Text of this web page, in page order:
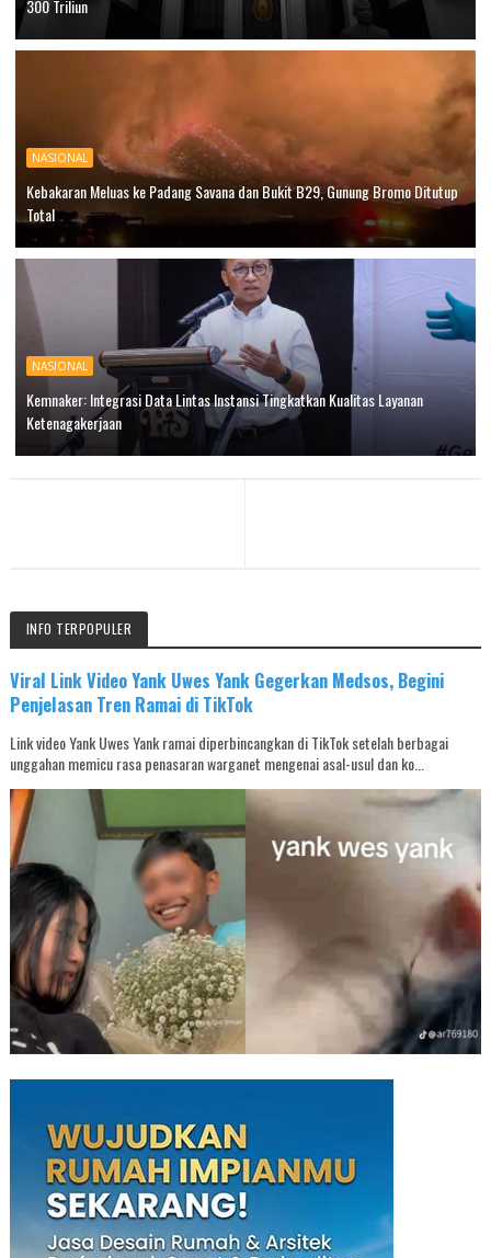
300 Triliun
NASIONAL
Kebakaran Meluas ke Padang Savana dan Bukit B29, Gunung Bromo Ditutup
Total
NASIONAL
Kemnaker: Integrasi Data Lintas Instansi Tingkatkan Kualitas Layanan
Ketenagakerjaan
INFO TERPOPULER
Viral Link Video Yank Uwes Yank Gegerkan Medsos, Begini
Penjelasan Tren Ramai di TikTok
Link video Yank Uwes Yank ramai diperbincangkan di TikTok setelah berbagai
unggahan memicu rasa penasaran warganet mengenai asal-usul dan ko...